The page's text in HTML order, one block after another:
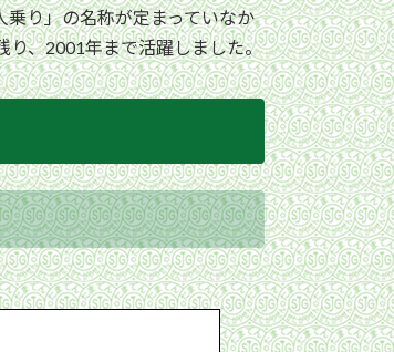
り」の名称が定まっていなか
り、2001年まで活躍しました。